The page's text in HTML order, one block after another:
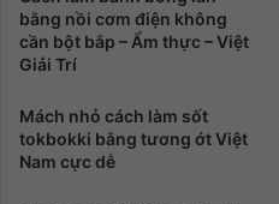
bằng nồi cơm điện không
cần bột bắp – Ẩm thực – Việt
Giải Trí
Mách nhỏ cách làm sốt
tokbokki bằng tương ớt Việt
Nam cực dễ